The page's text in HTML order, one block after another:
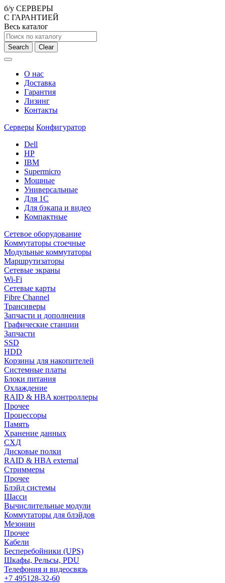
б/у СЕРВЕРЫ
С ГАРАНТИЕЙ
Весь каталог
Search Clear
О нас
Доставка
Гарантия
Лизинг
Контакты
Серверы Конфигуратор
Dell
HP
IBM
Supermicro
Мощные
Универсальные
Для 1С
Для бэкапа и видео
Компактные
Сетевое оборудование
Коммутаторы стоечные
Модульные коммутаторы
Маршрутизаторы
Сетевые экраны
Wi-Fi
Сетевые карты
Fibre Channel
Трансиверы
Запчасти и дополнения
Графические станции
Запчасти
SSD
HDD
Корзины для накопителей
Системные платы
Блоки питания
Охлаждение
RAID & HBA контроллеры
Прочее
Процессоры
Память
Хранение данных
СХД
Дисковые полки
RAID & HBA external
Стриммеры
Прочее
Блэйд системы
Шасси
Вычислительные модули
Коммутаторы для блэйдов
Мезонин
Прочее
Кабели
Бесперебойники (UPS)
Шкафы, Рельсы, PDU
Телефония и видеосвязь
+7 495128-32-60